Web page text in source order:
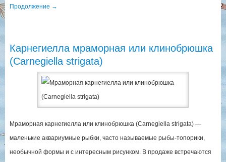
Продолжение →
Карнегиелла мраморная или клинобрюшка
(Carnegiella strigata)
Мраморная карнегиелла или клинобрюшка (Carnegiella strigata) —
маленькие аквариумные рыбки, часто называемые рыбы-топорики,
необычной формы и с интересным рисунком. В продаже встречаются